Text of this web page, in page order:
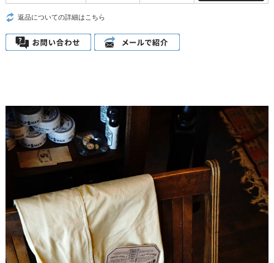
返品についての詳細はこちら